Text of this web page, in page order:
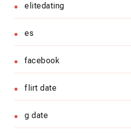
elitedating
es
facebook
flirt date
g date